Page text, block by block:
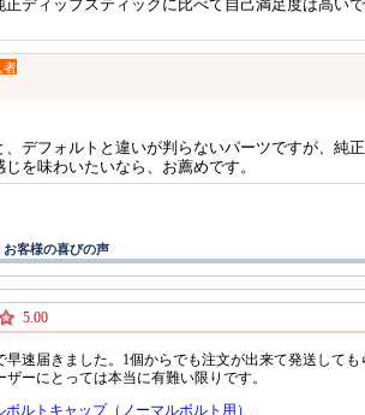
ディップスティックに比べて自己満足度は高い
者
デフォルトと違いが判らないパーツですが、純
を味わいたいなら、お薦めです。
お客様の喜びの声